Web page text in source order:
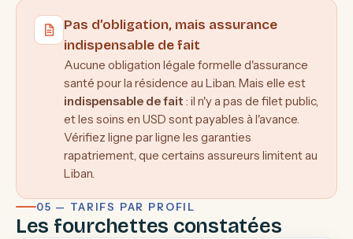
Pas d’obligation, mais assurance
indispensable de fait
Aucune obligation légale formelle d'assurance
santé pour la résidence au Liban. Mais elle est
indispensable de fait : il n'y a pas de filet public,
et les soins en USD sont payables à l'avance.
Vérifiez ligne par ligne les garanties
rapatriement, que certains assureurs limitent au
Liban.
05 — TARIFS PAR PROFIL
Les fourchettes constatées